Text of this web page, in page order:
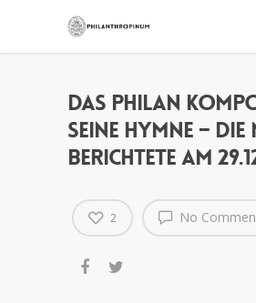
Das Philan
seine Hymne – die
berichtete am
No
2